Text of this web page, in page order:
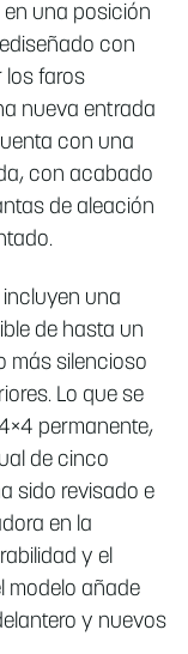
una posición
con
los faros
nueva entrada
con una
con acabado
de aleación
incluyen una
de hasta un
más silencioso
Lo que se
permanente,
de cinco
sido revisado e
en la
y el
modelo añade
y nuevos